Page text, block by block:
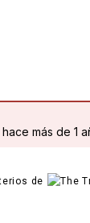
más de 1
de